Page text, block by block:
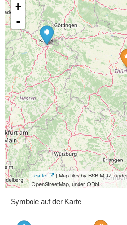
+
-
Leaflet
| Map tiles by BSB MDZ,
OpenStreetMap, under ODbL.
Symbole auf der Karte